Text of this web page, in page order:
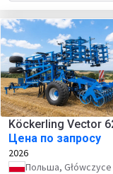
Köckerling Vector
Цена по запросу
2026
Польша, Główczyce